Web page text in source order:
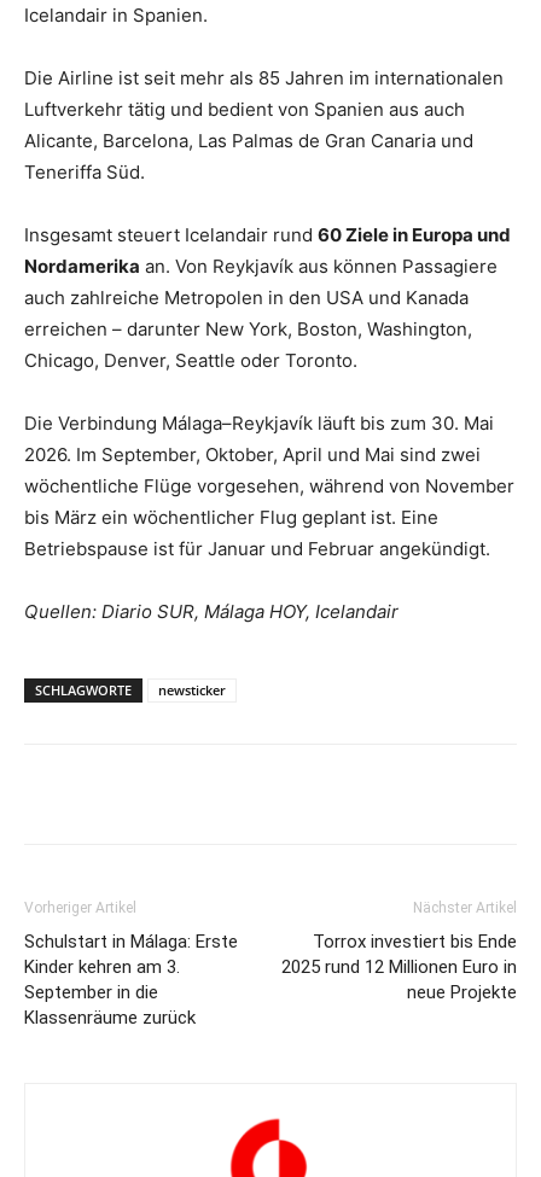
Icelandair in Spanien.
Die Airline ist seit mehr als 85 Jahren im internationalen
Luftverkehr tätig und bedient von Spanien aus auch
Alicante, Barcelona, Las Palmas de Gran Canaria und
Teneriffa Süd.
Insgesamt steuert Icelandair rund 60 Ziele in Europa und
Nordamerika an. Von Reykjavík aus können Passagiere
auch zahlreiche Metropolen in den USA und Kanada
erreichen – darunter New York, Boston, Washington,
Chicago, Denver, Seattle oder Toronto.
Die Verbindung Málaga–Reykjavík läuft bis zum 30. Mai
2026. Im September, Oktober, April und Mai sind zwei
wöchentliche Flüge vorgesehen, während von November
bis März ein wöchentlicher Flug geplant ist. Eine
Betriebspause ist für Januar und Februar angekündigt.
Quellen: Diario SUR, Málaga HOY, Icelandair
SCHLAGWORTE newsticker
Vorheriger Artikel
Schulstart in Málaga: Erste
Kinder kehren am 3.
September in die
Klassenräume zurück
Nächster Artikel
Torrox investiert bis Ende
2025 rund 12 Millionen Euro in
neue Projekte